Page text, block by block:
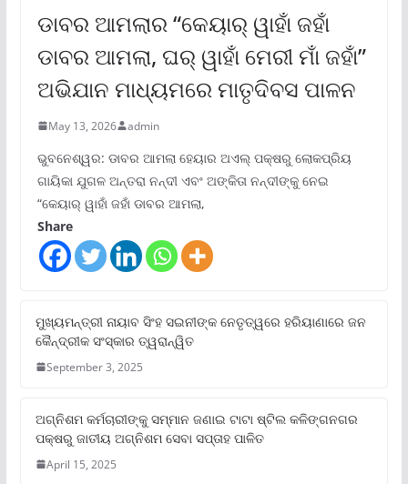
ଡାବର ଆମଲାର “କେୟାର୍ ୱାହାଁ ଜହାଁ
ଡାବର ଆମଲା, ଘର୍ ୱାହାଁ ମେରୀ ମାଁ ଜହାଁ”
ଅଭିଯାନ ମାଧ୍ୟମରେ ମାତୃଦିବସ ପାଳନ
May 13, 2026 admin
ଭୁବନେଶ୍ୱର: ଡାବର ଆମଲା ହେୟାର ଅଏଲ୍ ପକ୍ଷରୁ ଲୋକପ୍ରିୟ
ଗାୟିକା ଯୁଗଳ ଅନ୍ତରା ନନ୍ଦୀ ଏବଂ ଅଙ୍କିତା ନନ୍ଦୀଙ୍କୁ ନେଇ
“କେୟାର୍ ୱାହାଁ ଜହାଁ ଡାବର ଆମଲା,
Share
ମୁଖ୍ୟମନ୍ତ୍ରୀ ନାୟାବ ସିଂହ ସଇନୀଙ୍କ ନେତୃତ୍ୱରେ ହରିୟାଣାରେ ଜନ
କୈନ୍ଦ୍ରୀକ ସଂସ୍କାର ତ୍ୱରାନ୍ୱିତ
September 3, 2025
ଅଗ୍ନିଶମ କର୍ମଚାରୀଙ୍କୁ ସମ୍ମାନ ଜଣାଇ ଟାଟା ଷ୍ଟିଲ କଳିଙ୍ଗନଗର
ପକ୍ଷରୁ ଜାତୀୟ ଅଗ୍ନିଶମ ସେବା ସପ୍ତାହ ପାଳିତ
April 15, 2025